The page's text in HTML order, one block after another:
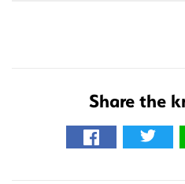
Share the